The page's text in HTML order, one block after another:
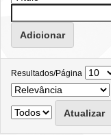
Resultados/Página